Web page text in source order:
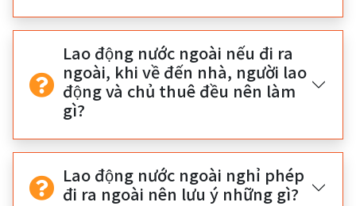
Lao động nước ngoài nếu đi ra
ngoài, khi về đến nhà, người lao
động và chủ thuê đều nên làm
gì?
Lao động nước ngoài nghỉ phép
đi ra ngoài nên lưu ý những gì?